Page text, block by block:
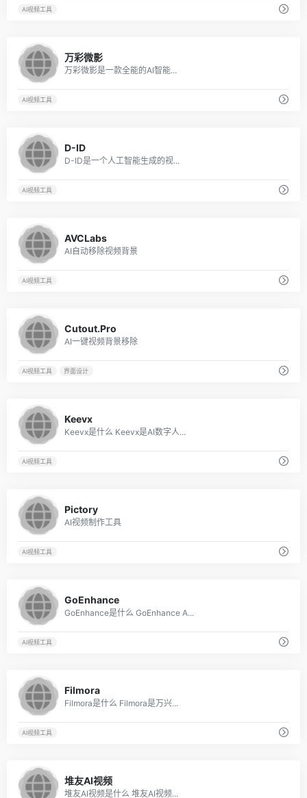
AI视频工具
万彩微影
万彩微影是一款全能的AI智能...
AI视频工具
D-ID
D-ID是一个人工智能生成的视...
AI视频工具
AVCLabs
AI自动移除视频背景
AI视频工具
Cutout.Pro
AI一键视频背景移除
AI视频工具 界面设计
Keevx
Keevx是什么 Keevx是AI数字人...
AI视频工具
Pictory
AI视频制作工具
AI视频工具
GoEnhance
GoEnhance是什么 GoEnhance A...
AI视频工具
Filmora
Filmora是什么 Filmora是万兴...
AI视频工具
堆友AI视频
堆友AI视频是什么 堆友AI视频...